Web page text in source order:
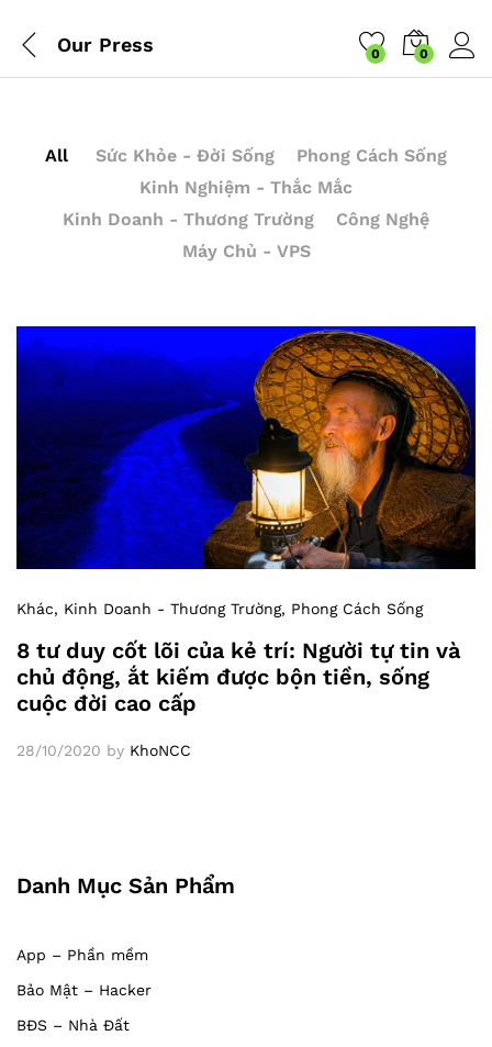
Our Press 0 0
All Sức Khỏe - Đời Sống
Phong Cách Sống
Kinh Nghiệm - Thắc Mắc
Kinh Doanh - Thương Trường
Công Nghệ
Máy Chủ - VPS
Khác, Kinh Doanh - Thương Trường, Phong Cách Sống
8 tư duy cốt lõi của kẻ trí: Người tự tin và
chủ động, ắt kiếm được bộn tiền, sống
cuộc đời cao cấp
28/10/2020 by KhoNCC
Danh Mục Sản Phẩm
App – Phần mềm
Bảo Mật – Hacker
BĐS – Nhà Đất